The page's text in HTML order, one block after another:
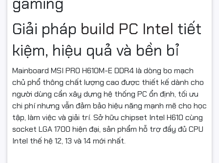
Giải pháp build PC Intel tiết
kiệm, hiệu quả và bền bỉ
Mainboard MSI PRO H610M-E DDR4 là dòng bo mạch
chủ phổ thông chất lượng cao được thiết kế dành cho
người dùng cần xây dựng hệ thống PC ổn định, tối ưu
chi phí nhưng vẫn đảm bảo hiệu năng mạnh mẽ cho học
tập, làm việc và giải trí. Sở hữu chipset Intel H610 cùng
socket LGA 1700 hiện đại, sản phẩm hỗ trợ đầy đủ CPU
Intel thế hệ 12, 13 và 14 mới nhất.